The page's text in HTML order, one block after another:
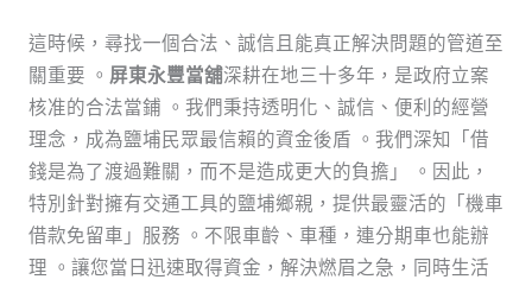
這時候，尋找一個合法、誠信且能真正解決問題的管道至
關重要 。 屏東永豐當舖深耕在地三十多年，是政府立案
核准的合法當鋪 。我們秉持透明化、誠信、便利的經營
理念，成為鹽埔民眾最信賴的資金後盾 。我們深知「借
錢是為了渡過難關，而不是造成更大的負擔」 。因此，
特別針對擁有交通工具的鹽埔鄉親，提供最靈活的「機車
借款免留車」服務 。不限車齡、車種，連分期車也能辦
理 。讓您當日迅速取得資金，解決燃眉之急，同時生活